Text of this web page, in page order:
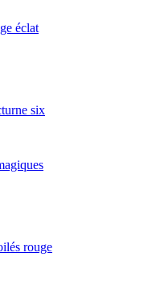
éclat
six
rouge